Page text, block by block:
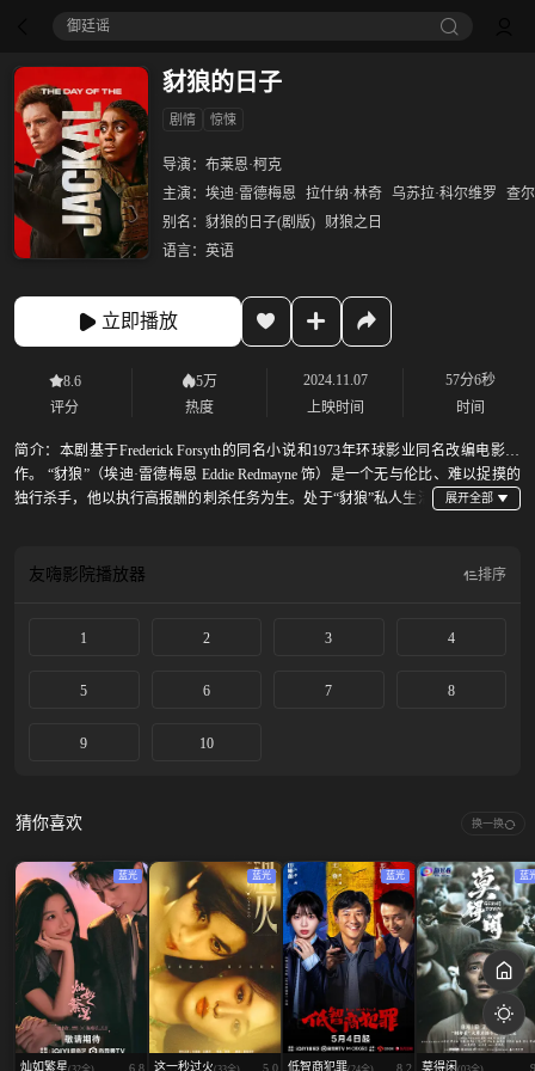
御廷谣‎
豺狼的日子
剧情 惊悚
导演： 布莱恩·柯克
主演： 埃迪·雷德梅恩 拉什纳·林奇 乌苏拉·科尔维罗
查
别名： 豺狼的日子(剧版)
财狼之日
语言： 英语
立即播放
8.6
评分
5万
热度
2024.11.07
上映时间
57分6秒
时间
简介： 本剧基于Frederick Forsyth的同名小说和1973年环球影业同名改编电影创
作。 “豺狼”（埃迪·雷德梅恩 Eddie Redmayne 饰）是一个无与伦比、难以捉摸的
独行杀手，他以执行高报酬的刺杀任务为生。处于“豺狼”私人生活
林奇 Lashana Lynch 饰）。Bianca开始在欧洲各地追捕“豺狼”，一场惊心动魄的猫
友嗨影院播放器 排序
1 2 3 4
5 6 7 8
9 10
猜你喜欢 换一换
蓝光
灿如繁星 6.8
蓝光
这一秒过火 5.0
蓝光
低智商犯罪 8.2
蓝
莫得闲